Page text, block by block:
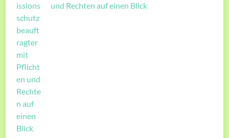
und Rechten auf einen Blick